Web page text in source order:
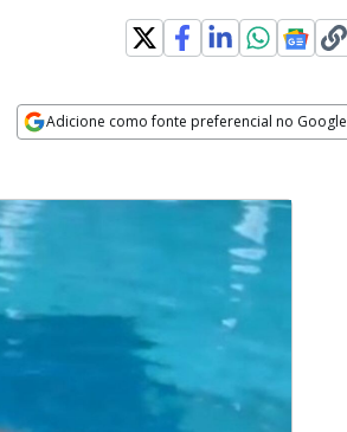
Adicione como fonte preferencial no Google